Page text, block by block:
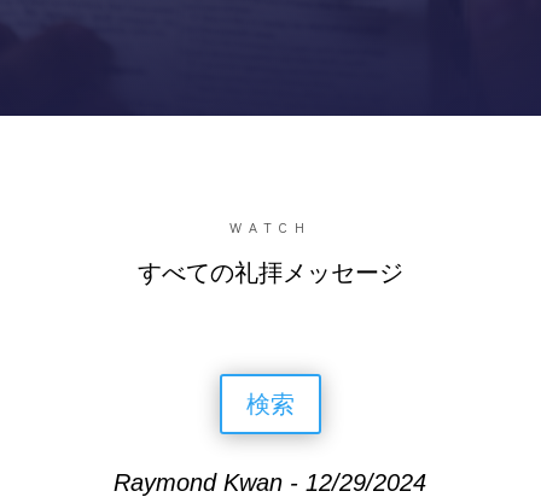
WATCH
すべての礼拝メッセージ
検索
Raymond Kwan - 12/29/2024